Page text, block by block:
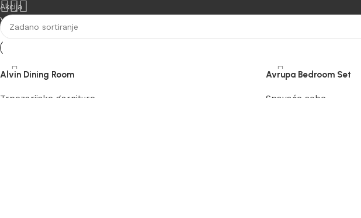
Akcija
Vidi više
Alvin Dining Room
Trpezarijske garniture
Avrupa Bedroom Set
Spavaće sobe